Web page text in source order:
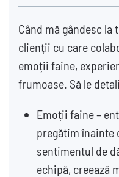
Când mă gândesc la
clienții cu care
emoții faine,
frumoase. Să le
Emoții faine –
pregătim înainte
sentimentul de
echipă, creează